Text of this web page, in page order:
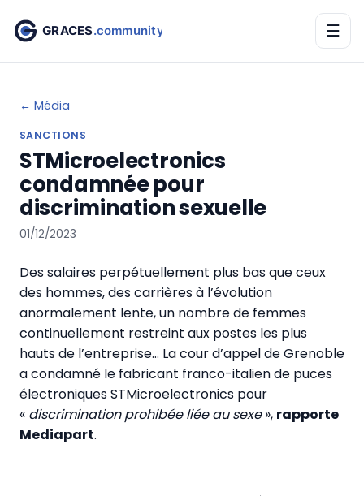
☰
← Média
SANCTIONS
STMicroelectronics
condamnée pour
discrimination sexuelle
01/12/2023
Des salaires perpétuellement plus bas que ceux
des hommes, des carrières à l’évolution
anormalement lente, un nombre de femmes
continuellement restreint aux postes les plus
hauts de l’entreprise… La cour d’appel de Grenoble
a condamné le fabricant franco-italien de puces
électroniques STMicroelectronics pour
« discrimination prohibée liée au sexe», rapporte
Mediapart.